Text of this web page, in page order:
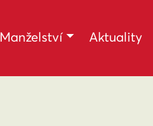
Manželství Aktuality